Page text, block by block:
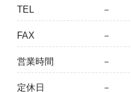
TEL －
FAX －
営業時間 －
定休日 －